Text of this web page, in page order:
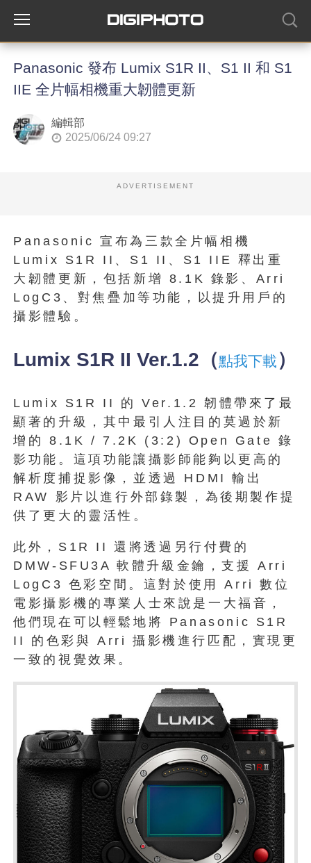
Panasonic 發布 Lumix S1R II、S1 II 和 S1
IIE 全片幅相機重大韌體更新
編輯部
2025/06/24 09:27
ADVERTISEMENT
Panasonic 宣布為三款全片幅相機
Lumix S1R II、S1 II、S1 IIE 釋出重
大韌體更新，包括新增 8.1K 錄影、Arri
LogC3、對焦疊加等功能，以提升用戶的
攝影體驗。
Lumix S1R II Ver.1.2（點我下載 ）
Lumix S1R II 的 Ver.1.2 韌體帶來了最
顯著的升級，其中最引人注目的莫過於新
增的 8.1K / 7.2K (3:2) Open Gate 錄
影功能。這項功能讓攝影師能夠以更高的
解析度捕捉影像，並透過 HDMI 輸出
RAW 影片以進行外部錄製，為後期製作提
供了更大的靈活性。
此外，S1R II 還將透過另行付費的
DMW-SFU3A 軟體升級金鑰，支援 Arri
LogC3 色彩空間。這對於使用 Arri 數位
電影攝影機的專業人士來說是一大福音，
他們現在可以輕鬆地將 Panasonic S1R
II 的色彩與 Arri 攝影機進行匹配，實現更
一致的視覺效果。